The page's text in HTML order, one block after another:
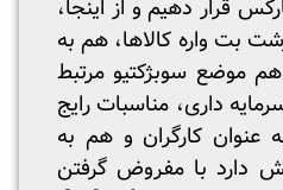
قرار دهیم و از اینجا،
بت واره کالاها، هم به
هم موضع سوبژکتیو مرتبط
داری، مناسبات رایج
کارگران و هم به
دارد با مفروض گرفتن